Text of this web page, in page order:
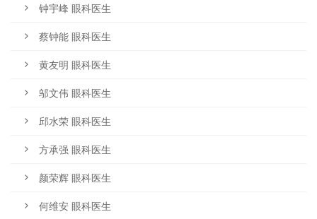
钟宇峰 眼科医生
蔡钟能 眼科医生
黄友明 眼科医生
邬文伟 眼科医生
邱水荣 眼科医生
方承强 眼科医生
颜荣辉 眼科医生
何维安 眼科医生